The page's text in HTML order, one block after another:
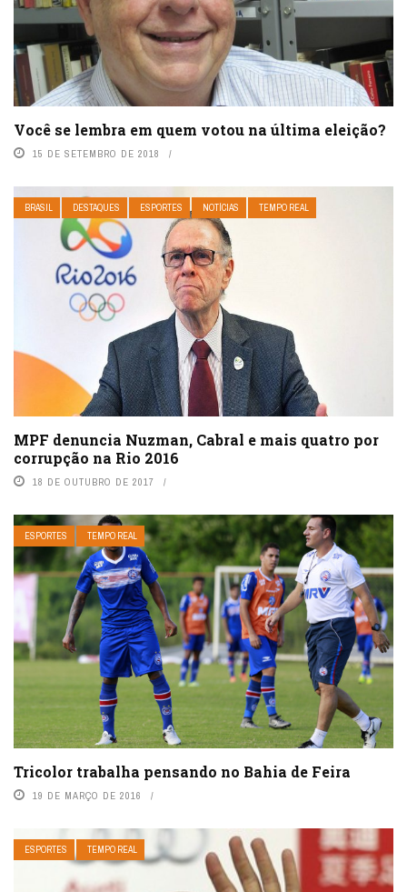
Você se lembra em quem votou na última eleição?
15 DE SETEMBRO DE 2018
BRASIL DESTAQUES ESPORTES NOTÍCIAS TEMPO REAL
MPF denuncia Nuzman, Cabral e mais quatro por
corrupção na Rio 2016
18 DE OUTUBRO DE 2017
ESPORTES TEMPO REAL
Tricolor trabalha pensando no Bahia de Feira
19 DE MARÇO DE 2016
ESPORTES TEMPO REAL